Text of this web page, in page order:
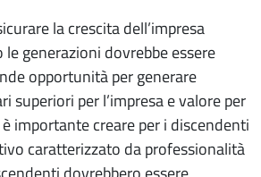
la crescita dell’impresa
generazioni dovrebbe essere
opportunità per generare
superiori per l’impresa e valore per
importante creare per i discendenti
caratterizzato da professionalità